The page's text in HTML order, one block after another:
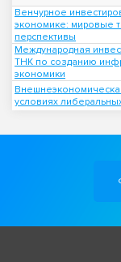
Венчурное
экономике: мировые
перспективы
Международная
ТНК по созданию
экономики
условиях